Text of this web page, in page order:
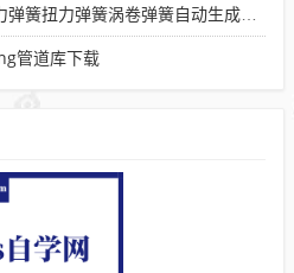
力弹簧涡卷弹簧自动生成宏程序下载
管道库下载